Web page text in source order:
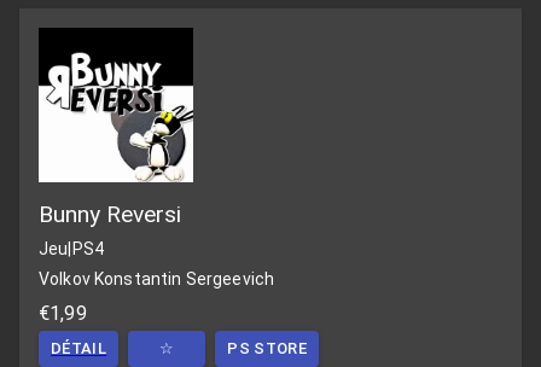
Bunny Reversi
Jeu PS4
Volkov Konstantin Sergeevich
€1,99
DÉTAIL ☆ PS STORE